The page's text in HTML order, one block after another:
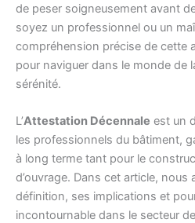
de peser soigneusement avant
soyez un professionnel ou un
compréhension précise de cette
pour naviguer dans le monde de
sérénité.
L’Attestation Décennale est un
les professionnels du bâtiment,
à long terme tant pour le
d’ouvrage. Dans cet article, nous
définition, ses implications et
incontournable dans le secteur